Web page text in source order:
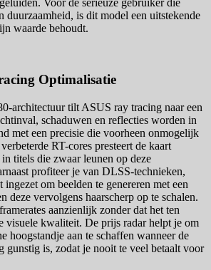
duurzaamheid, is dit model een uitstekende
waarde behoudt.
Optimalisatie
architectuur tilt ASUS ray tracing naar een
schaduwen en reflecties worden in
met een precisie die voorheen onmogelijk
RT-cores presteert de kaart
titels die zwaar leunen op deze
profiteer je van DLSS-technieken,
om beelden te genereren met een
deze vervolgens haarscherp op te schalen.
aanzienlijk zonder dat het ten
visuele kwaliteit. De prijs radar helpt je om
hoogstandje aan te schaffen wanneer de
is, zodat je nooit te veel betaalt voor